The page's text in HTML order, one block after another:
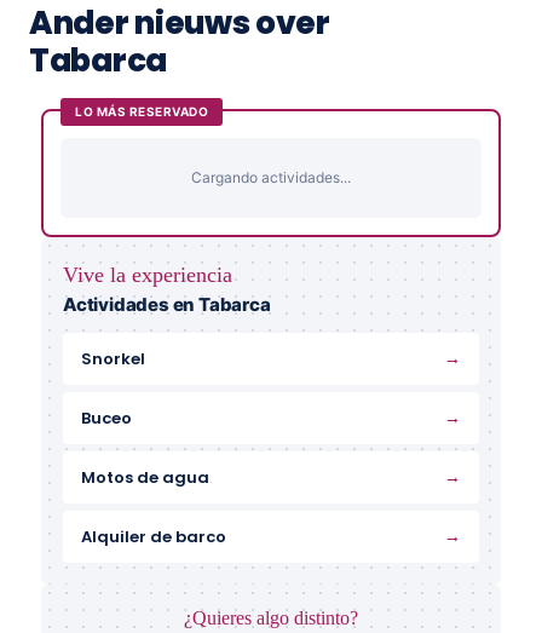
Ander nieuws over
Tabarca
LO MÁS RESERVADO
Cargando actividades...
Vive la experiencia
Actividades en Tabarca
Snorkel →
Buceo →
Motos de agua →
Alquiler de barco →
¿Quieres algo distinto?